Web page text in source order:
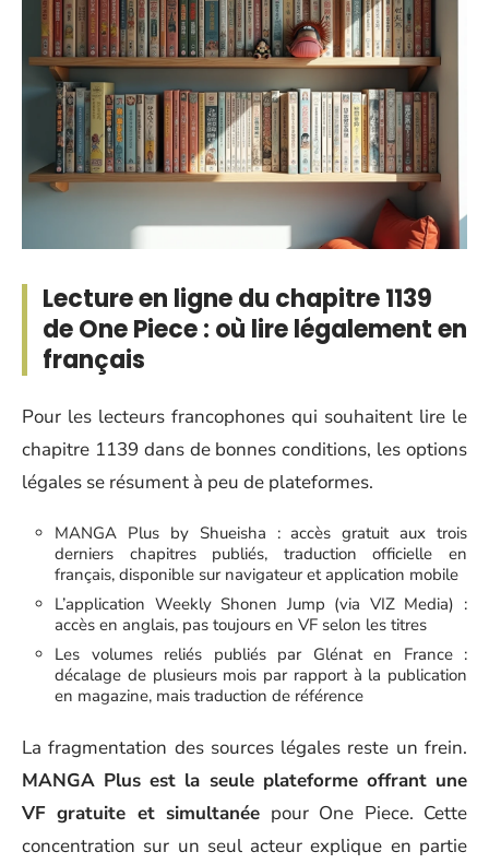
Lecture en ligne du chapitre 1139
de One Piece : où lire légalement en
français
Pour les lecteurs francophones qui souhaitent lire le
chapitre 1139 dans de bonnes conditions, les options
légales se résument à peu de plateformes.
MANGA Plus by Shueisha : accès gratuit aux trois
derniers chapitres publiés, traduction officielle en
français, disponible sur navigateur et application mobile
L’application Weekly Shonen Jump (via VIZ Media) :
accès en anglais, pas toujours en VF selon les titres
Les volumes reliés publiés par Glénat en France :
décalage de plusieurs mois par rapport à la publication
en magazine, mais traduction de référence
La fragmentation des sources légales reste un frein.
MANGA Plus est la seule plateforme offrant une
VF gratuite et simultanée pour One Piece. Cette
concentration sur un seul acteur explique en partie